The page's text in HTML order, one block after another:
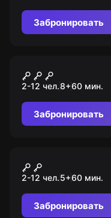
Забронировать
Человек-
супергероев
2-12 чел.8+60 мин.
Забронировать
Роблокс.
2-12 чел.5+60 мин.
Забронировать